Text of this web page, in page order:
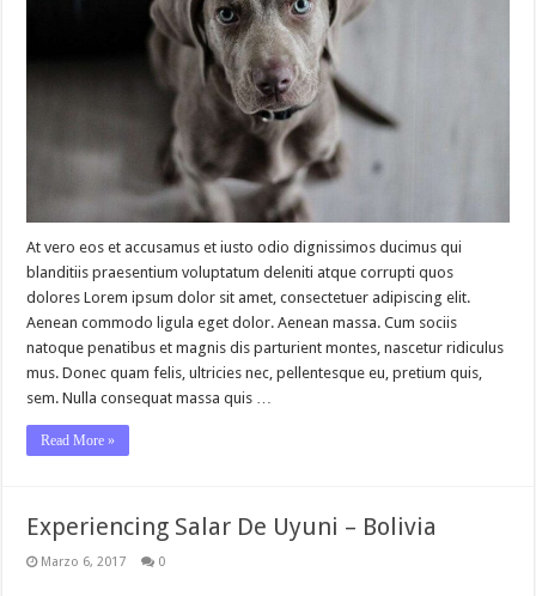
At vero eos et accusamus et iusto odio dignissimos ducimus qui
blanditiis praesentium voluptatum deleniti atque corrupti quos
dolores Lorem ipsum dolor sit amet, consectetuer adipiscing elit.
Aenean commodo ligula eget dolor. Aenean massa. Cum sociis
natoque penatibus et magnis dis parturient montes, nascetur ridiculus
mus. Donec quam felis, ultricies nec, pellentesque eu, pretium quis,
sem. Nulla consequat massa quis …
Read More »
Experiencing Salar De Uyuni – Bolivia
Marzo 6, 2017 0